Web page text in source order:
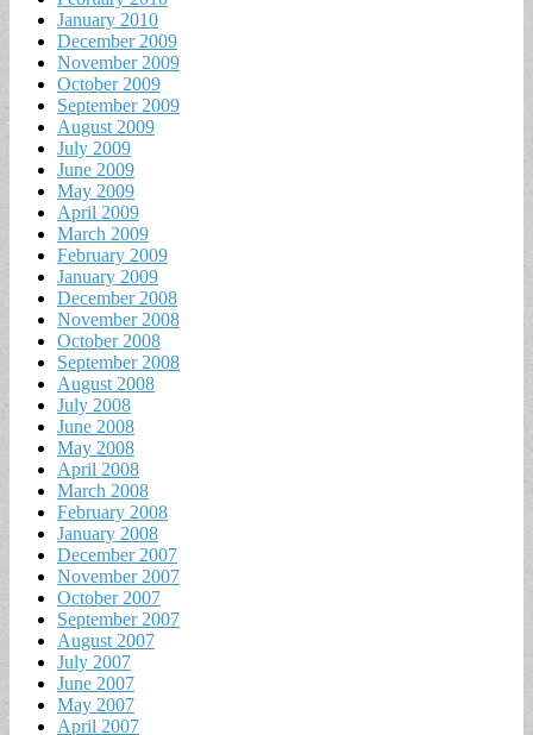
January 2010
December 2009
November 2009
October 2009
September 2009
August 2009
July 2009
June 2009
May 2009
April 2009
March 2009
February 2009
January 2009
December 2008
November 2008
October 2008
September 2008
August 2008
July 2008
June 2008
May 2008
April 2008
March 2008
February 2008
January 2008
December 2007
November 2007
October 2007
September 2007
August 2007
July 2007
June 2007
May 2007
April 2007